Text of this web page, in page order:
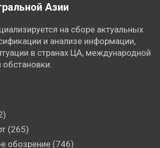
Азии
на сборе актуальных
и анализе информации,
в странах ЦА, международной
(265)
обозрение (746)